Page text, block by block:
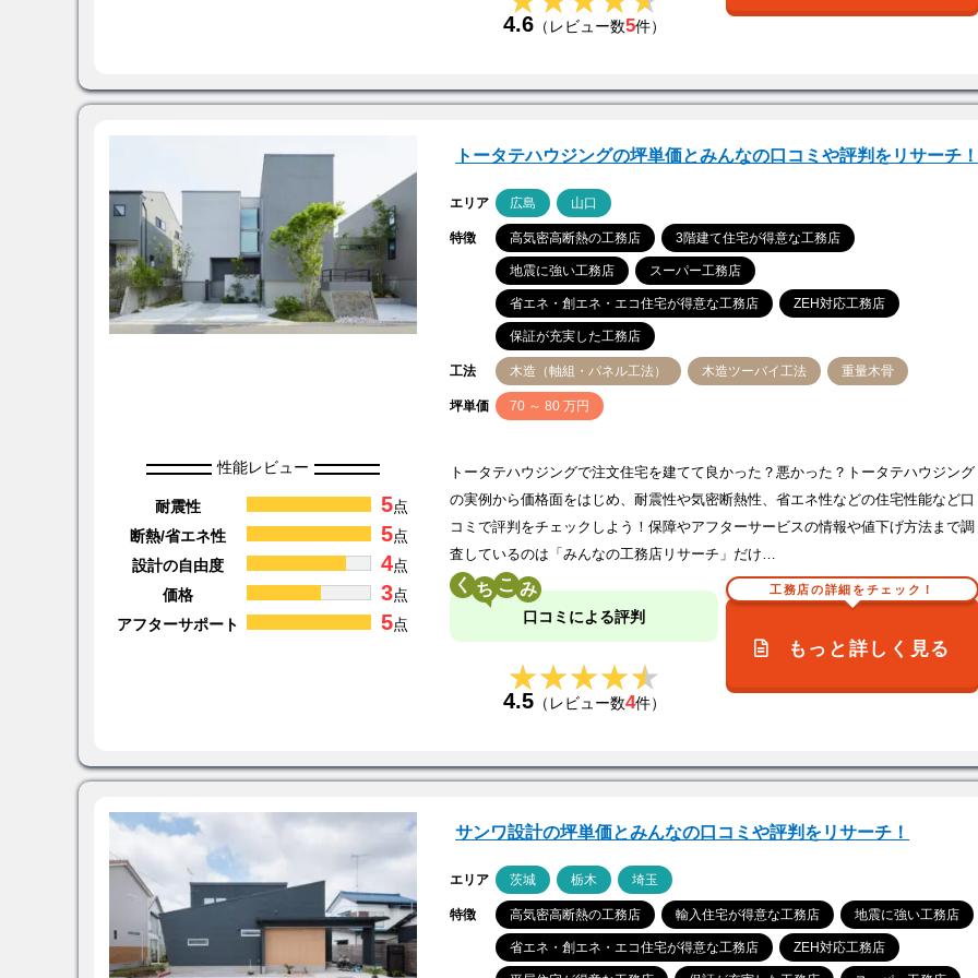
4.6（レビュー数5件）
トータテハウジングの坪単価とみんなの口コミや評判をリサーチ
エリア 広島 山口
特徴 高気密高断熱の工務店 3階建て住宅が得意な工務店
地震に強い工務店 スーパー工務店
省エネ・創エネ・エコ住宅が得意な工務店 ZEH対応工務店
保証が充実した工務店
工法 木造（軸組・パネル工法） 木造ツーバイ工法 重量木骨
坪単価 70 ～ 80 万円
性能レビュー
耐震性 5点
断熱/省エネ性
5点
設計の自由度
4点
価格
3点
アフターサポート
5点
トータテハウジングで注文住宅を建てて良かった？悪かった？トータテハウジング
の実例から価格面をはじめ、耐震性や気密断熱性、省エネ性などの住宅性能など口
コミで評判をチェックしよう！保障やアフターサービスの情報や値下げ方法まで調
査しているのは「みんなの工務店リサーチ」だけ…
く こ
口コミによる評判
★★★★★
★★★★★
4.5（レビュー数4件）
工務店の詳細をチェック！
もっと詳しく見る
サンワ設計の坪単価とみんなの口コミや評判をリサーチ！
エリア 茨城 栃木 埼玉
特徴 高気密高断熱の工務店 輸入住宅が得意な工務店 地震に強い工務店
省エネ・創エネ・エコ住宅が得意な工務店 ZEH対応工務店